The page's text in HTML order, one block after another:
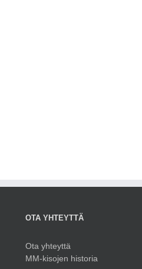
OTA YHTEYTTÄ
Ota yhteyttä
MM-kisojen historia